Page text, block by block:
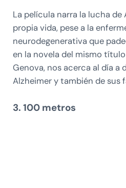
La película narra la lucha
propia vida, pese a la
neurodegenerativa que
en la novela del mismo
Genova, nos acerca al día a
Alzheimer y también de sus
3. 100 metros